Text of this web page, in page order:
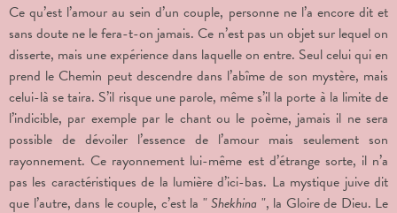
Ce qu’est l’amour au sein d’un couple, personne ne l’a encore dit et
sans doute ne le fera-t-on jamais. Ce n’est pas un objet sur lequel on
disserte, mais une expérience dans laquelle on entre. Seul celui qui en
prend le Chemin peut descendre dans l’abîme de son mystère, mais
celui-là se taira. S’il risque une parole, même s’il la porte à la limite de
l’indicible, par exemple par le chant ou le poème, jamais il ne sera
possible de dévoiler l’essence de l’amour mais seulement son
rayonnement. Ce rayonnement lui-même est d’étrange sorte, il n’a
pas les caractéristiques de la lumière d’ici-bas. La mystique juive dit
que l’autre, dans le couple, c’est la "Shekhina ", la Gloire de Dieu. Le